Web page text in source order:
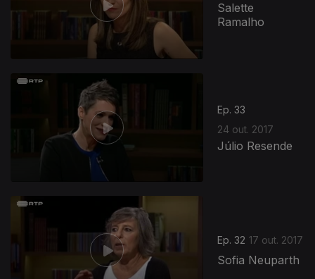
Salette
Ramalho
Ep. 33
24 out. 2017
Júlio Resende
Ep. 32 17 out. 2017
Sofia Neuparth